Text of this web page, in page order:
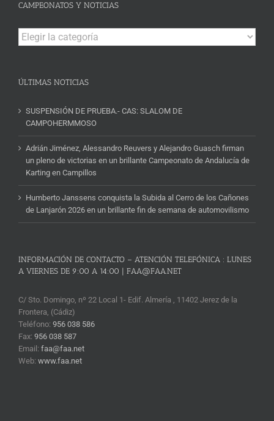
CAMPEONATOS Y NOTICIAS
Campeonatos
y
ÚLTIMAS NOTICIAS
SUSPENSIÓN DE PRUEBA.- CAS: SLALOM DE
CAMPOHERMMOSO
Adrián Jiménez, Alessandro Reuvers y Alejandro Guasch firman
un pleno de victorias en un brillante Campeonato de Andalucía de
Karting en Campillos
Humberto Janssens conquista la Subida al Cerro de los Cañones
de Lanjarón 2026 en un brillante fin de semana de automovilismo
INFORMACIÓN DE CONTACTO – ATENCIÓN TELEFÓNICA : LUNES
A VIERNES DE 9:00 A 14:00 | FAA@FAA.NET
C/ Sto. Domingo, nº 22 Local 1- Edif. Almería , 11402 Jerez de la
Frontera, (Cádiz)
Teléfono: 956 038 586
Fax: 956 038 587
Email: faa@faa.net
Web: www.faa.net